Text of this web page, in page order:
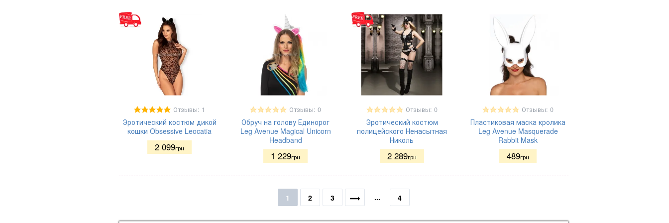
Отзывы: 1
Эротический костюм дикой
кошки Obsessive Leocatia
2 099грн
Отзывы: 0
Обруч на голову Единорог
Leg Avenue Magical Unicorn
Headband
1 229грн
Отзывы: 0
Эротический костюм
полицейского Ненасытная
Николь
2 289грн
Отзывы: 0
Пластиковая маска кролика
Leg Avenue Masquerade
Rabbit Mask
489грн
1 2 3 ... 4